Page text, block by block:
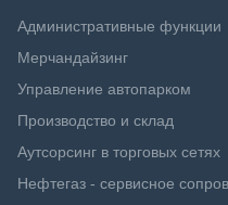
Административные функции
Мерчандайзинг
Управление автопарком
Производство и склад
Аутсорсинг в торговых сетях
Нефтегаз - сервисное